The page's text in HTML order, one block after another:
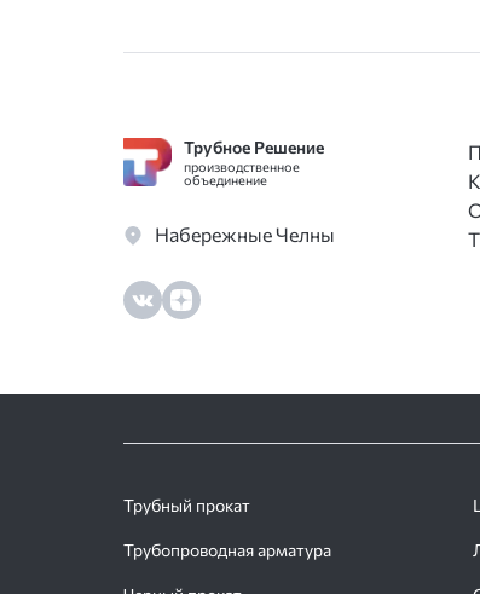
Трубное Решение
производственное
объединение
Набережные Челны
Трубный прокат
Трубопроводная арматура